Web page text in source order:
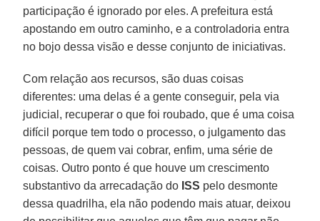
participação é ignora­do por eles. A prefeitura está
apostando em outro caminho, e a controladoria en­tra
no bojo dessa visão e desse conjunto de iniciativas.
Com relação aos recursos, são duas coisas
diferentes: uma delas é a gente conseguir, pela via
judicial, recuperar o que foi roubado, que é uma coisa
difí­cil porque tem todo o processo, o jul­gamento das
pessoas, de quem vai co­brar, enfim, uma série de
coisas. Ou­tro ponto é que houve um crescimento
substantivo da arrecadação do ISS pelo desmonte
dessa quadrilha, ela não po­dendo mais atuar, deixou